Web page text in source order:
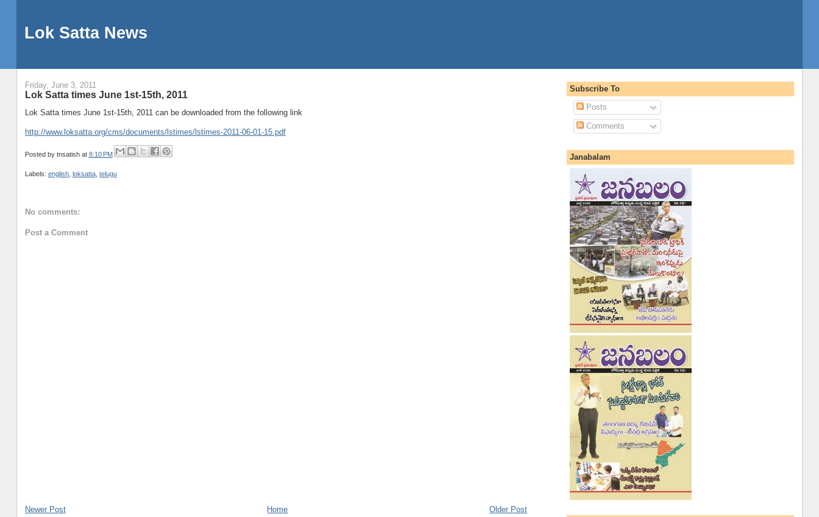
Lok Satta News
Friday, June 3, 2011
Lok Satta times June 1st-15th, 2011
Lok Satta times June 1st-15th, 2011 can be downloaded from the following link
http://www.loksatta.org/cms/documents/lstimes/lstimes-2011-06-01-15.pdf
Posted by tnsatish at 8:10 PM
Labels: english, loksatta, telugu
No comments:
Post a Comment
Newer Post Older Post
Home
Subscribe To
Posts
Comments
Janabalam